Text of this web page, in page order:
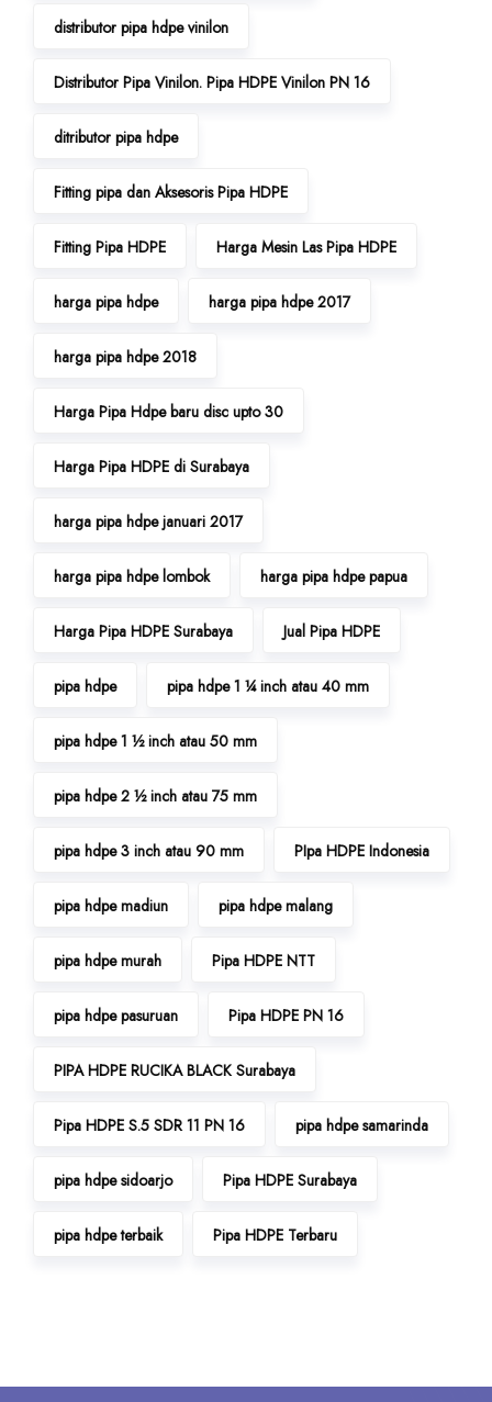
distributor pipa hdpe vinilon
Distributor Pipa Vinilon. Pipa HDPE Vinilon PN 16
ditributor pipa hdpe
Fitting pipa dan Aksesoris Pipa HDPE
Fitting Pipa HDPE Harga Mesin Las Pipa HDPE
harga pipa hdpe harga pipa hdpe 2017
harga pipa hdpe 2018
Harga Pipa Hdpe baru disc upto 30
Harga Pipa HDPE di Surabaya
harga pipa hdpe januari 2017
harga pipa hdpe lombok harga pipa hdpe papua
Harga Pipa HDPE Surabaya Jual Pipa HDPE
pipa hdpe pipa hdpe 1 ¼ inch atau 40 mm
pipa hdpe 1 ½ inch atau 50 mm
pipa hdpe 2 ½ inch atau 75 mm
pipa hdpe 3 inch atau 90 mm PIpa HDPE Indonesia
pipa hdpe madiun pipa hdpe malang
pipa hdpe murah Pipa HDPE NTT
pipa hdpe pasuruan Pipa HDPE PN 16
PIPA HDPE RUCIKA BLACK Surabaya
Pipa HDPE S.5 SDR 11 PN 16 pipa hdpe samarinda
pipa hdpe sidoarjo Pipa HDPE Surabaya
pipa hdpe terbaik Pipa HDPE Terbaru